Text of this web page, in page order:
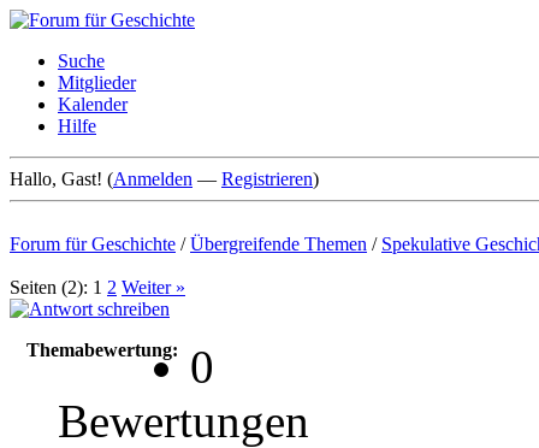
Suche
Mitglieder
Kalender
Hilfe
Hallo, Gast! (Anmelden — Registrieren)
Forum für Geschichte /Übergreifende Themen / Spekulative
Seiten (2): 1 2 Weiter »
Themabewertung:
0
Bewertungen